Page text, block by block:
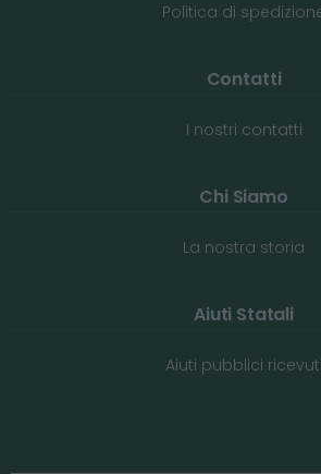
Politica di
Contatti
I nostri contatti
Chi Siamo
La nostra storia
Aiuti Statali
Aiuti pubblici ricevuti